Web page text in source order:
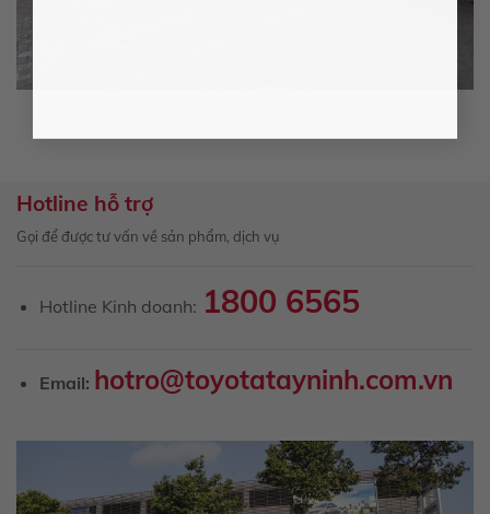
Hotline hỗ trợ
Gọi để được tư vấn về sản phẩm, dịch vụ
Hotline Kinh doanh: 1800 6565
Email: hotro@toyotatayninh.com.vn